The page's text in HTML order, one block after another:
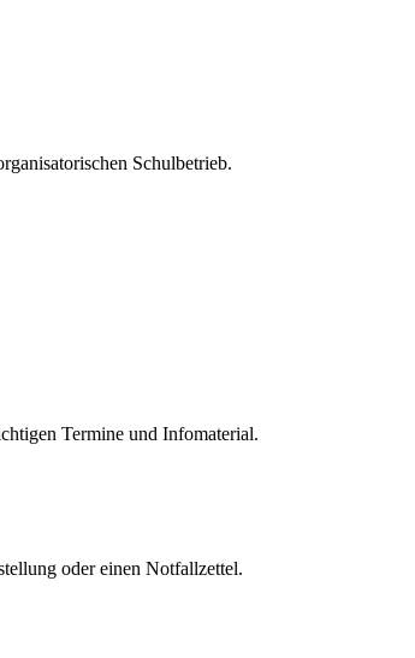
Schulbetrieb.
Termine und Infomaterial.
oder einen Notfallzettel.